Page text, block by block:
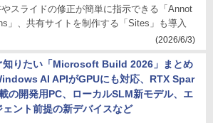
スライドの修正が簡単に指示できる「Annot
」、共有サイトを制作する「Sites」も導入
(2026/6/3)
知りたい「Microsoft Build 2026」まとめ
AI APIがGPUにも対応、RTX Spar
の開発用PC、ローカルSLM新モデル、エ
ェント前提の新デバイスなど